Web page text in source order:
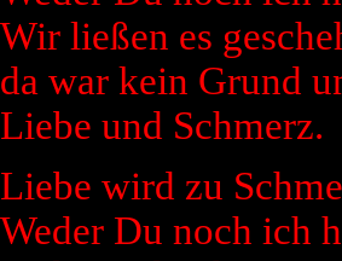
Wir ließen es
da war kein Grund
Liebe und Schmerz.
Liebe wird zu
Weder Du noch ich